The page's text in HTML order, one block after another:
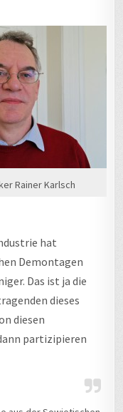
Rainer Karlsch
hat
Demontagen
Das ist ja die
dieses
diesen
partizipieren